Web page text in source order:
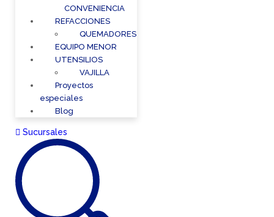
CONVENIENCIA
REFACCIONES
QUEMADORES
EQUIPO MENOR
UTENSILIOS
VAJILLA
Proyectos
especiales
Blog
Sucursales